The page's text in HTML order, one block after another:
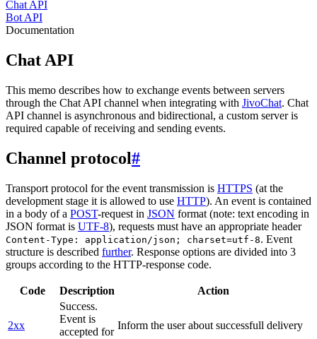
Chat API
Bot API
Documentation
Chat API
This memo describes how to exchange events between servers
through the Chat API channel when integrating with JivoChat. Chat
API channel is asynchronous and bidirectional, a custom server is
required capable of receiving and sending events.
Channel protocol#
Transport protocol for the event transmission is HTTPS (at the
development stage it is allowed to use HTTP). An event is contained
in a body of a POST-request in JSON format (note: text encoding in
JSON format is UTF-8), requests must have an appropriate header
Content-Type: application/json; charset=utf-8. Event
structure is described further. Response options are divided into 3
groups according to the HTTP-response code.
Code Description Action
2xx
Success.
Event is
accepted for
Inform the user about successfull delivery